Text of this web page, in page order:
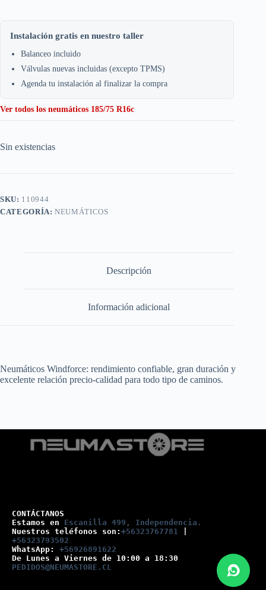
Instalación gratis en nuestro taller
Balanceo incluido
Válvulas nuevas incluidas (excepto TPMS)
Agenda tu instalación al finalizar la compra
Ver todos los neumáticos 185/75 R16c
Sin existencias
SKU: 110944
CATEGORÍA:NEUMÁTICOS
Descripción
Información adicional
Neumáticos Windforce: rendimiento confiable, gran duración y
excelente relación precio-calidad para todo tipo de caminos.
CONTÁCTANOS
Estamos en Escanilla 499, Independencia.
Nuestros teléfonos son: +56323767781
+56323793502
WhatsApp: +56926891622
De Lunes a Viernes de 10:00 a 18:30
PEDIDOS@NEUMASTORE.CL